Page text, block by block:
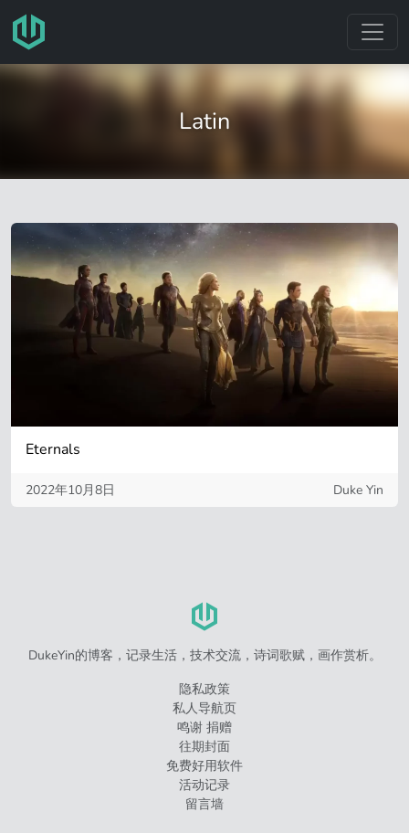
跳转至主要内容
Latin
Eternals
2022年10月8日 Duke Yin
DukeYin的博客，记录生活，技术交流，诗词歌赋，画作赏析。
隐私政策
私人导航页
鸣谢 捐赠
往期封面
免费好用软件
活动记录
留言墙